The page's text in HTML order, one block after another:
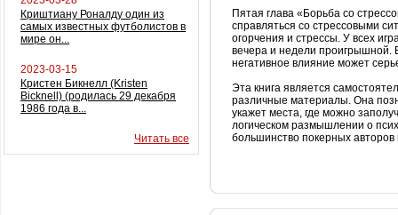
Криштиану Роналду один из
самых известных футболистов в
мире он...
2023-03-15
Кристен Бикнелл (Kristen
Bicknell) (родилась 29 декабря
1986 года в...
Читать все
Пятая глава «Борьба со
справляться со стрессовыми
огорчения и стрессы. У всех
вечера и недели проигрышной.
негативное влияние может
Эта книга является
различные материалы. Она
укажет места, где можно
логическом размышлении о
большинство покерных авторов